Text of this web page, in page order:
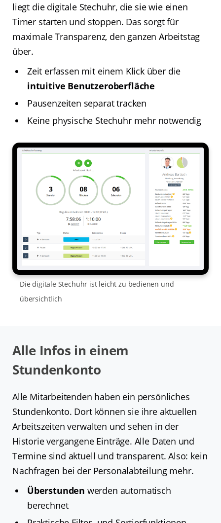
liegt die digitale Stechuhr, die sie wie einen
Timer starten und stoppen. Das sorgt für
maximale Transparenz, den ganzen Arbeitstag
über.
Zeit erfassen mit einem Klick über die
intuitive Benutzeroberfläche
Pausenzeiten separat tracken
Keine physische Stechuhr mehr notwendig
Die digitale Stechuhr ist leicht zu bedienen und
übersichtlich
Alle Infos in einem
Stundenkonto
Alle Mitarbeitenden haben ein persönliches
Stundenkonto. Dort können sie ihre aktuellen
Arbeitszeiten verwalten und sehen in der
Historie vergangene Einträge. Alle Daten und
Termine sind aktuell und transparent. Also: kein
Nachfragen bei der Personalabteilung mehr.
Überstunden werden automatisch
berechnet